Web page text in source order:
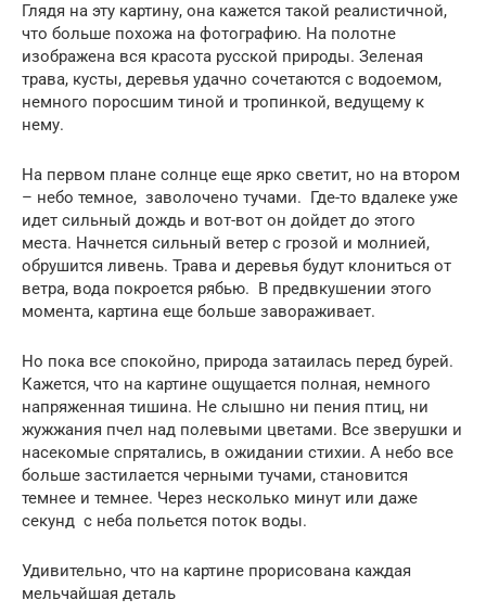
Глядя на эту картину, она кажется такой реалистичной,
что больше похожа на фотографию. На полотне
изображена вся красота русской природы. Зеленая
трава, кусты, деревья удачно сочетаются с водоемом,
немного поросшим тиной и тропинкой, ведущему к
нему.
На первом плане солнце еще ярко светит, но на втором
– небо темное, заволочено тучами. Где-то вдалеке уже
идет сильный дождь и вот-вот он дойдет до этого
места. Начнется сильный ветер с грозой и молнией,
обрушится ливень. Трава и деревья будут клониться от
ветра, вода покроется рябью. В предвкушении этого
момента, картина еще больше завораживает.
Но пока все спокойно, природа затаилась перед бурей.
Кажется, что на картине ощущается полная, немного
напряженная тишина. Не слышно ни пения птиц, ни
жужжания пчел над полевыми цветами. Все зверушки и
насекомые спрятались, в ожидании стихии. А небо все
больше застилается черными тучами, становится
темнее и темнее. Через несколько минут или даже
секунд с неба польется поток воды.
Удивительно, что на картине прорисована каждая
мельчайшая деталь